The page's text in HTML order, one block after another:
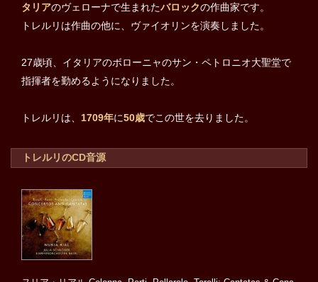
タリアのヴェローナで生まれたバロックの作曲家です。
トレルリは作曲の他に、ヴァイオリンを演奏しました。
27歳頃、イタリアのボローニャのサン・ペトロニオ大聖堂で
指揮者を勤めるようになりました。
トレルリは、 1709年に50歳でこの世を去りました。
トレルリのCD音源